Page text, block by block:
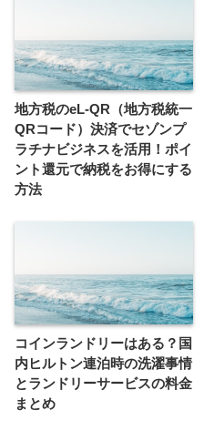
地方税のeL-QR（地方税統一
QRコード）決済でセゾンプ
ラチナビジネスを活用！ポイ
ント還元で納税をお得にする
方法
コインランドリーはある？国
内ヒルトン連泊時の洗濯事情
とランドリーサービスの料金
まとめ